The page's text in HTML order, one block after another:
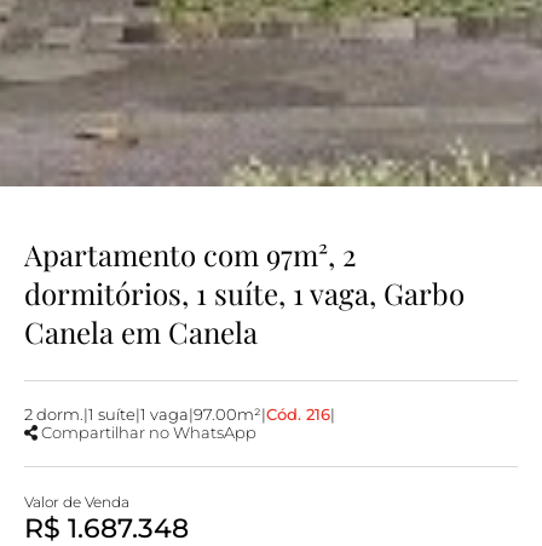
Apartamento com 97m², 2
dormitórios, 1 suíte, 1 vaga, Garbo
Canela em Canela
2 dorm. |1 suíte|1 vaga|97.00m²|Cód. 216|
Compartilhar no WhatsApp
Valor de Venda
R$ 1.687.348